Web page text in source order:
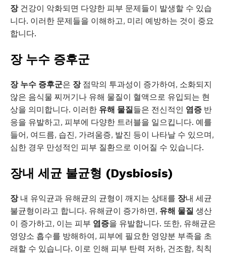
장건강이 악화되면 다양한 피부 문제들이 발생할 수 있습
니다. 이러한 문제들을 이해하고, 미리 예방하는 것이 중요
합니다.
장 누수 증후군
장 누수 증후군은 장점막의 투과성이 증가하여, 소화되지
않은 음식물 찌꺼기나 유해 물질이 혈액으로 유입되는 현
상을 의미합니다. 이러한 유해 물질들은 전신적인 염증 반
응을 유발하고, 피부에 다양한 트러블을 일으킵니다. 예를
들어, 여드름, 습진, 가려움증, 발진 등이 나타날 수 있으며,
심한 경우 만성적인 피부 질환으로 이어질 수 있습니다.
장내 세균 불균형 (Dysbiosis)
장내 유익균과 유해균의 균형이 깨지는 상태를 장내 세균
불균형이라고 합니다. 유해균이 증가하면, 유해 물질 생산
이 증가하고, 이는 피부 염증을 유발합니다. 또한, 유해균은
영양소 흡수를 방해하여, 피부에 필요한 영양분 부족을 초
래할 수 있습니다. 이로 인해 피부 탄력 저하, 건조함, 칙칙